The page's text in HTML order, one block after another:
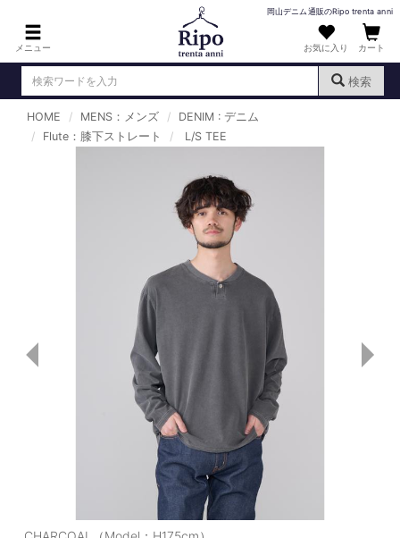
メニュー
岡山デニム通販のRipo trenta anni
お気に入り カート
検索
ログイン （新規会員登録 ）
TOPS : トップス
T-SHIRT : Tシャツ
KNIT : ニット
SHIRT : シャツ
OUTERS : アウター
LADIES : レディース
PANTS/SKIRT : パンツ・スカート
HOME MENS：メンズ
DENIM : デニム
Flute：膝下ストレート
L/S TEE